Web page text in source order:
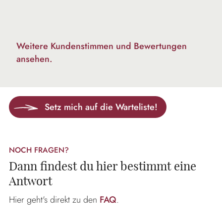
Weitere Kundenstimmen und Bewertungen
ansehen.
Setz mich auf die Warteliste!
NOCH FRAGEN?
Dann findest du hier bestimmt eine
Antwort
Hier geht's direkt zu den FAQ.